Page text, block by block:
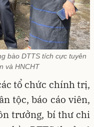
bào DTTS tích cực tuyên
và HNCHT
tổ chức chính trị,
tộc, báo cáo viên,
trưởng, bí thư chi